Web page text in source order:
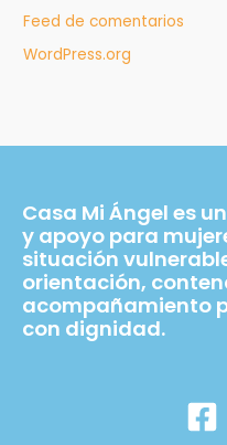
Feed de comentarios
WordPress.org
Casa Mi Ángel es
y apoyo para
situación
orientación,
acompañamiento
con dignidad.